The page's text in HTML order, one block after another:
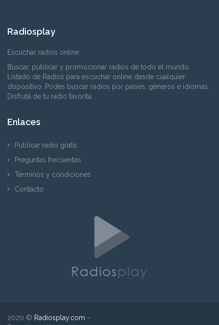
Radiosplay
Escuchar radios online
Buscar, publicar y promocionar radios de todo el mundo.
Listado de Radios para escuchar online desde cualquier
dispositivo. Podés buscar radios por países, géneros e idiomas.
Disfrutá de tu radio favorita.
Enlaces
Publicar radio gratis
Preguntas frecuentes
Términos y condiciones
Contacto
2020 © Radiosplay.com ~